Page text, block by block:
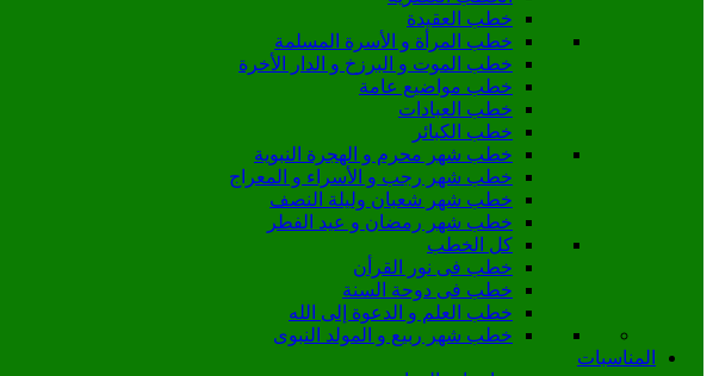
خطب العقيدة
خطب المرأة و الأسرة المسلمة
خطب الموت و البرزخ و الدار الأخرة
خطب مواضيع عامة
خطب العبادات
خطب الكبائر
خطب شهر محرم و الهجرة النبوية
خطب شهر رجب و الأسراء و المعراج
خطب شهر شعبان وليلة النصف
خطب شهر رمضان و عيد الفطر
كل الخطب
خطب فى نور القرأن
خطب فى دوحة السنة
خطب العلم و الدعوة إلى الله
خطب شهر ربيع و المولد النبوى
المناسبات